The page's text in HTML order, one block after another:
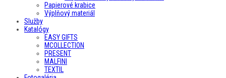
Papierové krabice
Výplňový materiál
Služby
Katalógy
EASY GIFTS
MCOLLECTION
PRESENT
MALFINI
TEXTIL